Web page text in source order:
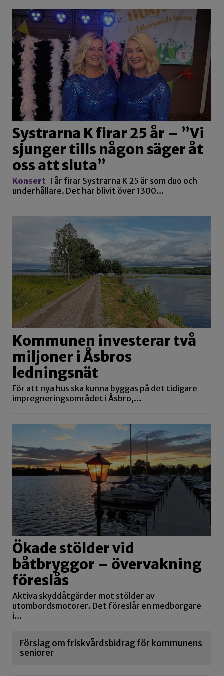
Systrarna K firar 25 år – ”Vi
sjunger tills någon säger åt
oss att sluta”
Konsert I år firar Systrarna K 25 är som duo och
underhållare. Det har blivit över 1300…
Kommunen investerar två
miljoner i Åsbros
ledningsnät
För att nya hus ska kunna byggas på det tidigare
impregneringsområdet i Åsbro,…
Ökade stölder vid
båtbryggor – övervakning
föreslås
Aktiva skyddåtgärder mot stölder av
utombordsmotorer. Det föreslår en medborgare
i…
Förslag om friskvårdsbidrag för kommunens
seniorer